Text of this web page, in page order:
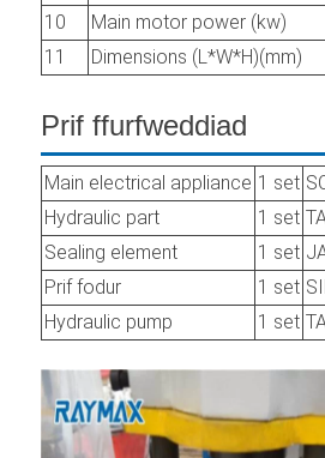
10 Main motor power (kw)
11
Dimensions (L*W*H)(mm)
Prif ffurfweddiad
Main electrical appliance 1 set
Hydraulic part
1 set
Sealing element
1 set
Prif fodur
1 set
Hydraulic pump
1 set